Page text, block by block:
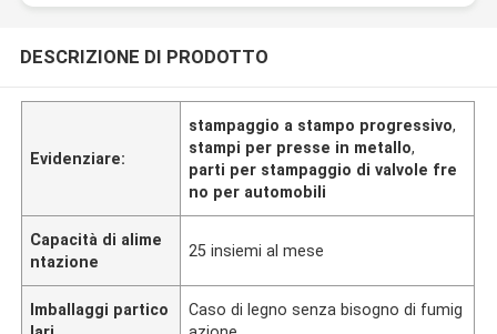
DESCRIZIONE DI PRODOTTO
Evidenziare:
stampaggio a stampo progressivo,
stampi per presse in metallo,
parti per stampaggio di valvole fre
no per automobili
Capacità di alime
ntazione
25 insiemi al mese
Imballaggi partico
Caso di legno senza bisogno di fumig